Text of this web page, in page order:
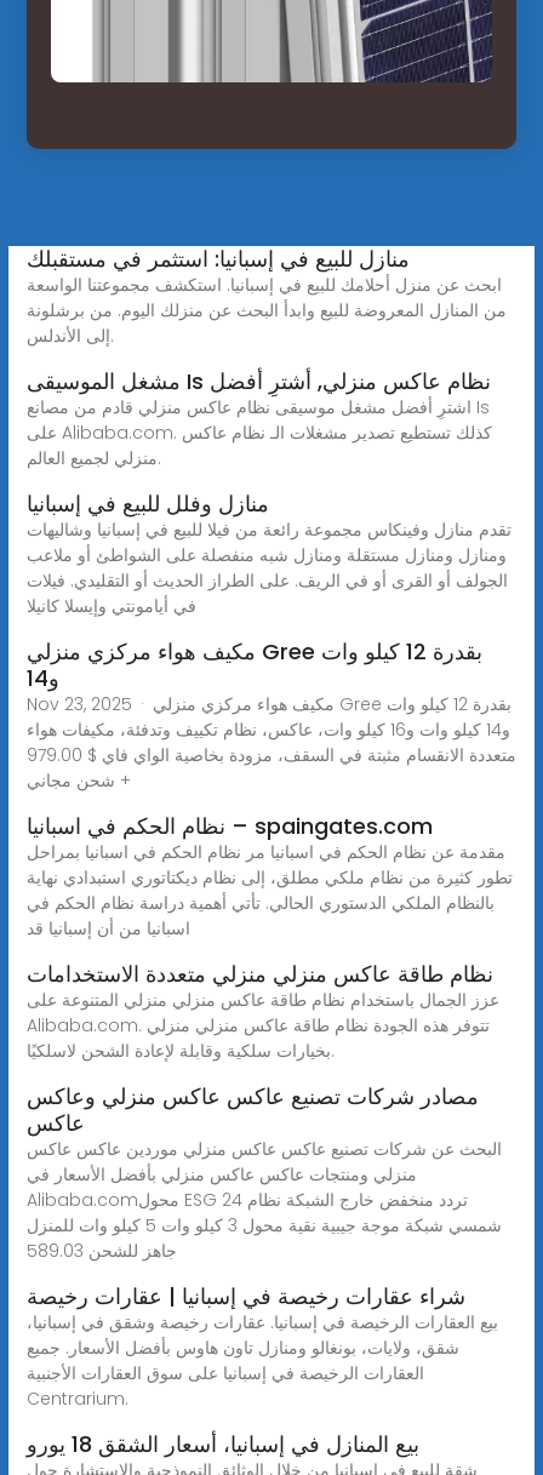
منازل للبيع في إسبانيا: استثمر في مستقبلك
ابحث عن منزل أحلامك للبيع في إسبانيا. استكشف مجموعتنا الواسعة
من المنازل المعروضة للبيع وابدأ البحث عن منزلك اليوم. من برشلونة
إلى الأندلس.
مشغل الموسيقى Is نظام عاكس منزلي, أشترِ أفضل
اشترِ أفضل مشغل موسيقى نظام عاكس منزلي قادم من مصانع Is
على Alibaba.com. كذلك تستطيع تصدير مشغلات الـ نظام عاكس
منزلي لجميع العالم.
منازل وفلل للبيع في إسبانيا
تقدم منازل وفينكاس مجموعة رائعة من فيلا للبيع في إسبانيا وشاليهات
ومنازل ومنازل مستقلة ومنازل شبه منفصلة على الشواطئ أو ملاعب
الجولف أو القرى أو في الريف. على الطراز الحديث أو التقليدي. فيلات
في أيامونتي وإيسلا كانيلا
مكيف هواء مركزي منزلي Gree بقدرة 12 كيلو وات
و14
Nov 23, 2025 · مكيف هواء مركزي منزلي Gree بقدرة 12 كيلو وات
و14 كيلو وات و16 كيلو وات، عاكس، نظام تكييف وتدفئة، مكيفات هواء
متعددة الانقسام مثبتة في السقف، مزودة بخاصية الواي فاي $ 979.00
+ شحن مجاني
نظام الحكم في اسبانيا – spaingates.com
مقدمة عن نظام الحكم في اسبانيا مر نظام الحكم في اسبانيا بمراحل
تطور كثيرة من نظام ملكي مطلق، إلى نظام ديكتاتوري استبدادي نهاية
بالنظام الملكي الدستوري الحالي. تأتي أهمية دراسة نظام الحكم في
اسبانيا من أن إسبانيا قد
نظام طاقة عاكس منزلي منزلي متعددة الاستخدامات
عزز الجمال باستخدام نظام طاقة عاكس منزلي منزلي المتنوعة على
Alibaba.com. تتوفر هذه الجودة نظام طاقة عاكس منزلي منزلي
بخيارات سلكية وقابلة لإعادة الشحن لاسلكيًا.
مصادر شركات تصنيع عاكس عاكس منزلي وعاكس
عاكس
البحث عن شركات تصنيع عاكس عاكس منزلي موردين عاكس عاكس
منزلي ومنتجات عاكس عاكس منزلي بأفضل الأسعار في
Alibaba.comمحول ESG 24 تردد منخفض خارج الشبكة نظام
شمسي شبكة موجة جيبية نقية محول 3 كيلو وات 5 كيلو وات للمنزل
جاهز للشحن ‏589.03
شراء عقارات رخيصة في إسبانيا | عقارات رخيصة
بيع العقارات الرخيصة في إسبانيا. عقارات رخيصة وشقق في إسبانيا،
شقق، ولايات، بونغالو ومنازل تاون هاوس بأفضل الأسعار. جميع
العقارات الرخيصة في إسبانيا على سوق العقارات الأجنبية
Centrarium.
بيع المنازل في إسبانيا، أسعار الشقق 18 يورو
شقة للبيع في إسبانيا من خلال الوثائق النموذجية والاستشارة حول